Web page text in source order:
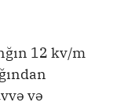
12 kv/m
və